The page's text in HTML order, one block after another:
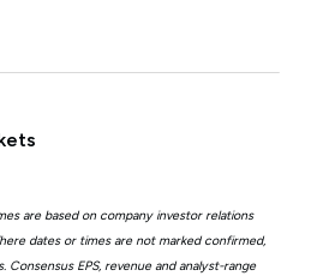
are based on company investor relations
dates or times are not marked confirmed,
Consensus EPS, revenue and analyst-range